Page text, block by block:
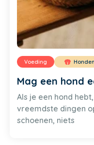
Voeding Honden
Mag een hond
Als je een hond
vreemdste dingen
schoenen, niets